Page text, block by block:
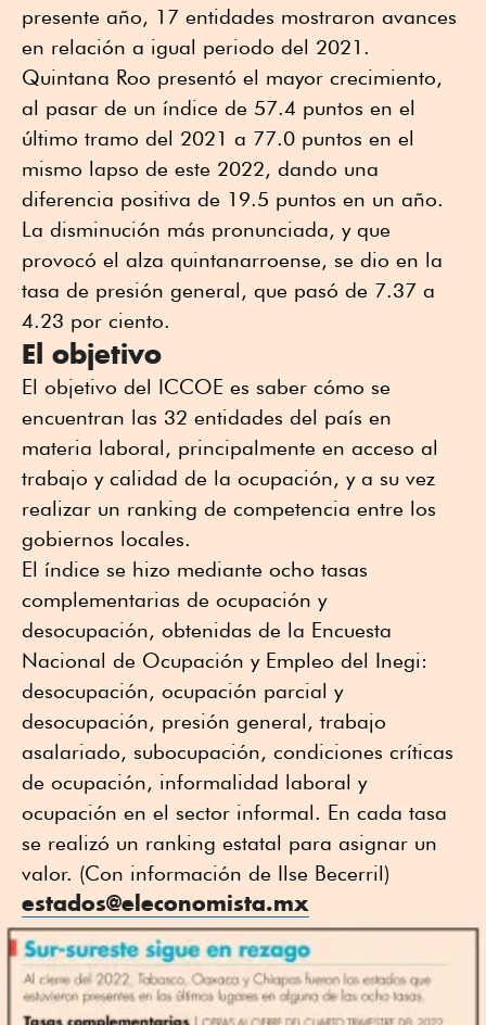
presente año, 17 entidades mostraron avances
en relación a igual periodo del 2021.
Quintana Roo presentó el mayor crecimiento,
al pasar de un índice de 57.4 puntos en el
último tramo del 2021 a 77.0 puntos en el
mismo lapso de este 2022, dando una
diferencia positiva de 19.5 puntos en un año.
La disminución más pronunciada, y que
provocó el alza quintanarroense, se dio en la
tasa de presión general, que pasó de 7.37 a
4.23 por ciento.
El objetivo
El objetivo del ICCOE es saber cómo se
encuentran las 32 entidades del país en
materia laboral, principalmente en acceso al
trabajo y calidad de la ocupación, y a su vez
realizar un ranking de competencia entre los
gobiernos locales.
El índice se hizo mediante ocho tasas
complementarias de ocupación y
desocupación, obtenidas de la Encuesta
Nacional de Ocupación y Empleo del Inegi:
desocupación, ocupación parcial y
desocupación, presión general, trabajo
asalariado, subocupación, condiciones críticas
de ocupación, informalidad laboral y
ocupación en el sector informal. En cada tasa
se realizó un ranking estatal para asignar un
valor. (Con información de Ilse Becerril)
estados@eleconomista.mx